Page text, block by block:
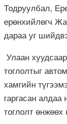
Тодруулбал,
ерөнхийлөгч
дараа уг
Улаан
тоглолтыг
хамгийн
гаргасан алдаа
тоглолт өнжөөх